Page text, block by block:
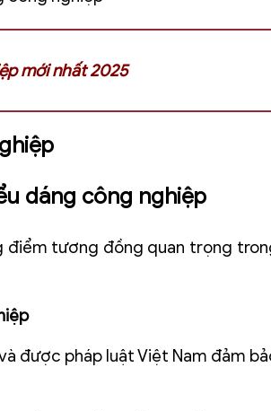
mới nhất 2025
dáng công nghiệp
điểm tương đồng quan trọng
được pháp luật Việt Nam đảm